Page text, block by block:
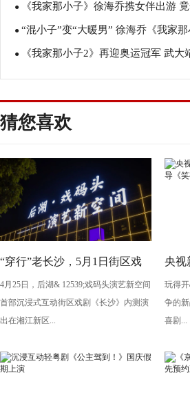
博神秘礼物
● 《我家那小子》徐海乔携女伴出游
游三大忌
● “混小子”变“大暖男” 徐海乔《我家
情“告白”妈妈
● 《我家那小子2》再迎奥运冠军 武大
生活
猜您喜欢
“穿行”老长沙，5月1日街区戏
剧《长沙》将亮相“后湖・戏码
头”
4月25日，后湖& 12539;戏码头演艺新空间
首部沉浸式互动街区戏剧《长沙》内测演
出在湘江新区...
央视
导演
玩得
争的
喜剧...